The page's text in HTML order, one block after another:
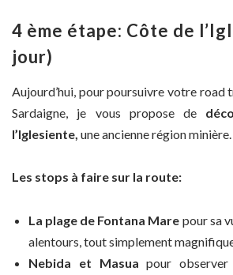
4 ème étape: Côte de
jour)
Aujourd’hui, pour poursuivre votre road
Sardaigne, je vous propose de
l’Iglesiente, une ancienne région minière.
Les stops à faire sur la route:
La plage de Fontana Mare pour sa
alentours, tout simplement
Nebida et Masua pour